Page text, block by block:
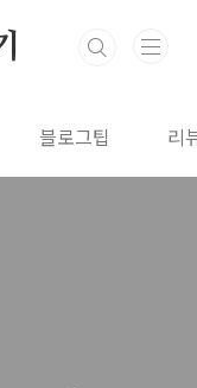
블로그팁 리